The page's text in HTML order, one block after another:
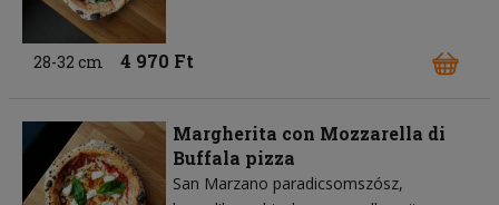
28-32 cm 4 970 Ft
Margherita con Mozzarella di
Buffala pizza
San Marzano paradicsomszósz